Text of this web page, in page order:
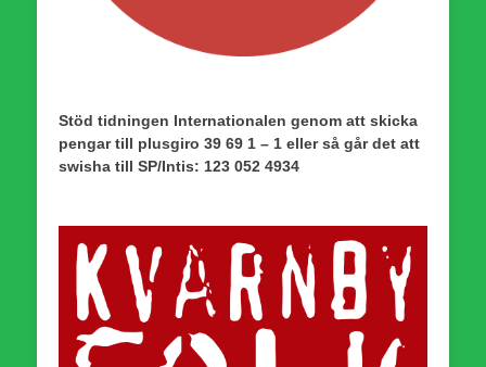
Stöd tidningen Internationalen genom att skicka
pengar till plusgiro 39 69 1 – 1 eller så går det att
swisha till SP/Intis: 123 052 4934